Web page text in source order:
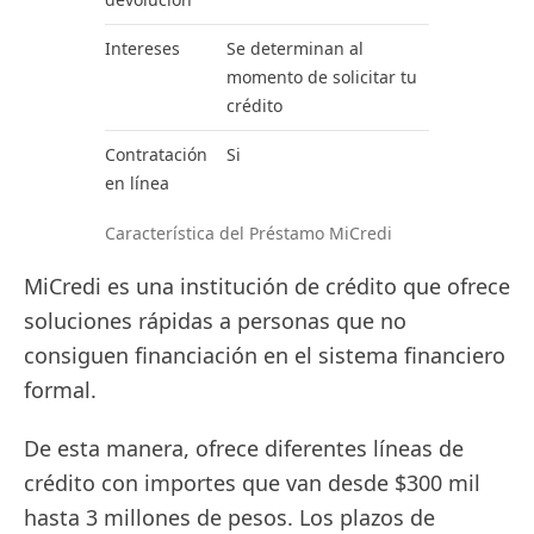
Intereses
Se determinan al
momento de solicitar tu
crédito
Contratación
en línea
Si
Característica del Préstamo MiCredi
MiCredi es una institución de crédito que ofrece
soluciones rápidas a personas que no
consiguen financiación en el sistema financiero
formal.
De esta manera, ofrece diferentes líneas de
crédito con importes que van desde $300 mil
hasta 3 millones de pesos. Los plazos de